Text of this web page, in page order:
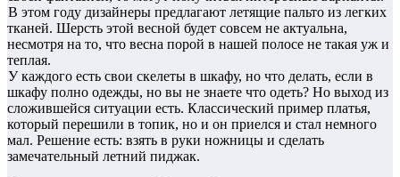
В этом году дизайнеры предлагают летящие пальто из легких
тканей. Шерсть этой весной будет совсем не актуальна,
несмотря на то, что весна порой в нашей полосе не такая уж и
теплая.
У каждого есть свои скелеты в шкафу, но что делать, если в
шкафу полно одежды, но вы не знаете что одеть? Но выход из
сложившейся ситуации есть. Классический пример платья,
который перешили в топик, но и он приелся и стал немного
мал. Решение есть: взять в руки ножницы и сделать
замечательный летний пиджак.